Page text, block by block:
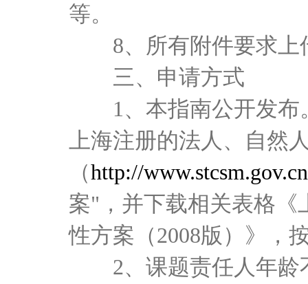
等。
8、所有附件要求上
三、申请方式
1、本指南公开发
上海注册的法人、自然
（http://www.stcsm.gov.cn
案" ，并下载相关表格
性方案（2008版）》
，
2、课题责任人年